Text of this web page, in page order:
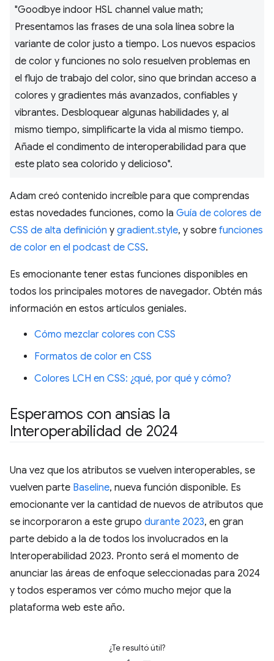
"Goodbye indoor HSL channel value math;
Presentamos las frases de una sola línea sobre la
variante de color justo a tiempo. Los nuevos espacios
de color y funciones no solo resuelven problemas en
el flujo de trabajo del color, sino que brindan acceso a
colores y gradientes más avanzados, confiables y
vibrantes. Desbloquear algunas habilidades y, al
mismo tiempo, simplificarte la vida al mismo tiempo.
Añade el condimento de interoperabilidad para que
este plato sea colorido y delicioso".
Adam creó contenido increíble para que comprendas
estas novedades funciones, como la Guía de colores de
CSS de alta definición y gradient.style, y sobre funciones
de color en el podcast de CSS.
Es emocionante tener estas funciones disponibles en
todos los principales motores de navegador. Obtén más
información en estos artículos geniales.
Cómo mezclar colores con CSS
Formatos de color en CSS
Colores LCH en CSS: ¿qué, por qué y cómo?
Esperamos con ansias la
Interoperabilidad de 2024
Una vez que los atributos se vuelven interoperables, se
vuelven parte Baseline, nueva función disponible. Es
emocionante ver la cantidad de nuevos de atributos que
se incorporaron a este grupo durante 2023, en gran
parte debido a la de todos los involucrados en la
Interoperabilidad 2023. Pronto será el momento de
anunciar las áreas de enfoque seleccionadas para 2024
y todos esperamos ver cómo mucho mejor que la
plataforma web este año.
¿Te resultó útil?